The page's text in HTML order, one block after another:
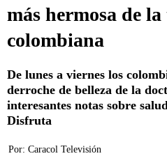
más hermosa de
colombiana
De lunes a viernes los
derroche de belleza de la
interesantes notas sobre
Disfruta
Por: Caracol Televisión